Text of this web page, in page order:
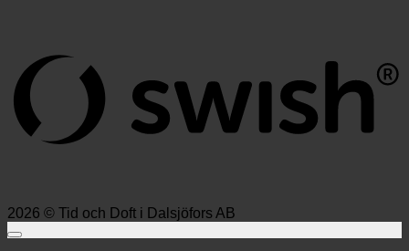
2026 © Tid och Doft i Dalsjöfors AB